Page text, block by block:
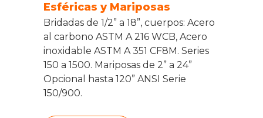
Esféricas y Mariposas
Bridadas de 1/2” a 18”, cuerpos: Acero
al carbono ASTM A 216 WCB, Acero
inoxidable ASTM A 351 CF8M. Series
150 a 1500. Mariposas de 2” a 24”
Opcional hasta 120” ANSI Serie
150/900.